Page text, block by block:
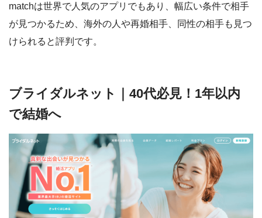
matchは世界で人気のアプリでもあり、幅広い条件で相手
が見つかるため、海外の人や再婚相手、同性の相手も見つ
けられると評判です。
ブライダルネット｜40代必見！1年以内
で結婚へ